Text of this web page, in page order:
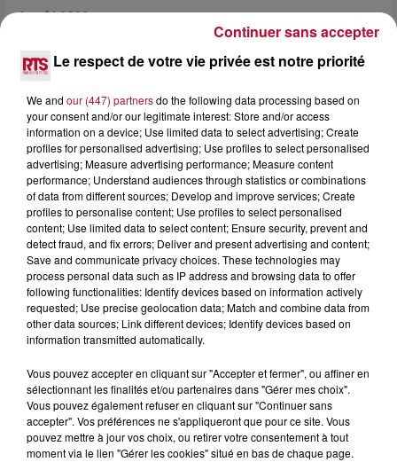
4 août 2026
HÉRAULT, PYRÉNÉES-ORIENTALES : TROIS
SPOTS DE SNORKELING À EXPLORER...
Pas besoin de bouteilles de plongée lourdes ni de diplômes
complexes pour observer la vie sous-marine. Cet été, un
masque, un tuba et une paire de palmes...
3 août 2026
SOIRÉE DJ PLAYA
Le respect de votre vie privée est notre priorité
We and our (447) partnersdo the following data processing based on
your consent and/or our legitimate interest: Store and/or access
information on a device; Use limited data to select advertising; Create
profiles for personalised advertising; Use profiles to select personalised
advertising; Measure advertising performance; Measure content
performance; Understand audiences through statistics or combinations
of data from different sources; Develop and improve services; Create
profiles to personalise content; Use profiles to select personalised
content; Use limited data to select content; Ensure security, prevent and
detect fraud, and fix errors; Deliver and present advertising and content;
Save and communicate privacy choices. These technologies may
process personal data such as IP address and browsing data to offer
following functionalities: Identify devices based on information actively
requested; Use precise geolocation data; Match and combine data from
other data sources; Link different devices; Identify devices based on
information transmitted automatically.
Vous pouvez accepter en cliquant sur "Accepter et fermer", ou affiner en
sélectionnant les finalités et/ou partenaires dans "Gérer mes choix".
Vous pouvez également refuser en cliquant sur "Continuer sans
accepter". Vos préférences ne s'appliqueront que pour ce site. Vous
pouvez mettre à jour vos choix, ou retirer votre consentement à tout
moment via le lien "Gérer les cookies" situé en bas de chaque page.
Continuer sans accepter